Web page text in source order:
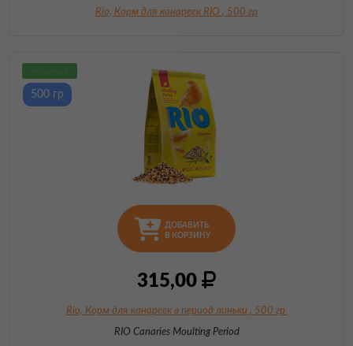
Rio, Корм для канареек RIO , 500 гр
ДОБАВИТЬ
В КОРЗИНУ
315,00
500 гр
Rio, Корм для канареек в период линьки , 500 гр
RIO Canaries Moulting Period